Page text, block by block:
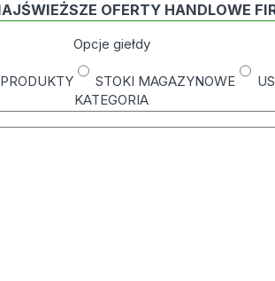
OFERTY HANDLOWE
Opcje giełdy
PRODUKTY STOKI MAGAZYNOWE
KATEGORIA